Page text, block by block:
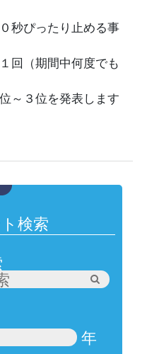
秒ぴったり止める事
回（期間中何度でも
～３位を発表します
検索
年